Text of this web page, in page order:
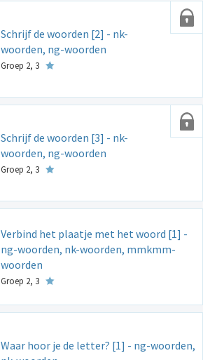
Schrijf de woorden [2] - nk-
woorden, ng-woorden
Groep 2, 3
Schrijf de woorden [3] - nk-
woorden, ng-woorden
Groep 2, 3
Verbind het plaatje met het woord [1] -
ng-woorden, nk-woorden, mmkmm-
woorden
Groep 2, 3
Waar hoor je de letter? [1] - ng-woorden,